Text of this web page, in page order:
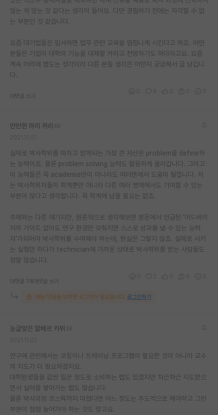
않는 게 맞는 것 같다는 생각이 들어요. 다만 경험하기 전에는 자각할 수 없
는 부분인 것 같습니다.
요즘 대기업들은 입사하면 업무 관련 교육을 엄청나게 시킨다고 하죠. 어떤
분들은 기업이 대학의 기능을 대체할 거라고 전망하기도 하더라고요. 요즘
계속 머리에 맴도는 생각이라 다른 분들 생각은 어떤지 궁금해서 글 남깁니
다.
대댓글 쓰기
만만한 마리 퀴리
실제로 박사학위를 마치고 얻게되는 가장 큰 자산은 problem을 define하
는 능력이죠. 물론 problem solving 능력도 월등하게 올라갑니다. 그리고
이 능력들은 꼭 academia만이 아니라도 여러면에서 도움이 될껍니다. 저
는 박사학위자들이 학계뿐만 아니라 다른 여러 영역에서도 기여할 수 있는
부분이 많다고 생각합니다. 꼭 학계에 남을 필요는 없죠.
주제와는 다른 얘기지만, 원론적으로 생각해보면 본문에서 언급된 ‘어드바이
저의 가이드 없이도 연구 환경만 갖춰지면 스스로 성과를 낼 수 있는 능력
자’가되어야 박사학위를 수여해야 하는데, 현실은 그렇지 않죠. 실제로 시키
는 실험만 하다가 technician에 가까운 상태로 박사학위를 받는 사람들도
정말 많습니다.
대댓글 1개 대댓글 쓰기
해당 댓글을 보려면 로그인이 필요합니다. 로그인하기
능글맞은 알베르 카뮈
연구에 관련해서는 코칭이나 트레이닝 프로그램이 필요한 것이 아니라 교수
의 지도가 더 필요하겠지요.
대학원생들을 값싼 일꾼 정도로 소비하는 랩도 있겠지만 차근차근 지도받으
면서 실력을 쌓아가는 랩도 많습니다.
물론 박사과정 코스웍까지 마쳤다면 어느 정도는 주도적으로 해야하고 그런
부분이 점점 늘어가야 하는 것도 맞고요.